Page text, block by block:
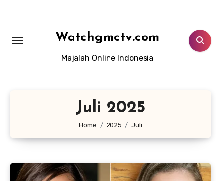
Watchgmctv.com
Majalah Online Indonesia
Juli 2025
Home 2025 Juli